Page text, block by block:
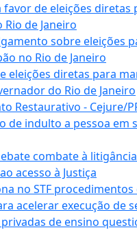
de eleições diretas
de Janeiro
sobre eleições
no Rio de Janeiro
eleições diretas para
do Rio de Janeiro
Restaurativo - Cejure/
de indulto a pessoa em
combate à
acesso à Justiça
no STF procedimentos
acelerar execução de
de ensino